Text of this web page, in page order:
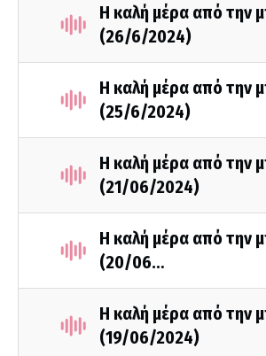
Η καλή μέρα από την
(26/6/2024)
Η καλή μέρα από την
(25/6/2024)
Η καλή μέρα από την
(21/06/2024)
Η καλή μέρα από την
(20/06…
Η καλή μέρα από την
(19/06/2024)